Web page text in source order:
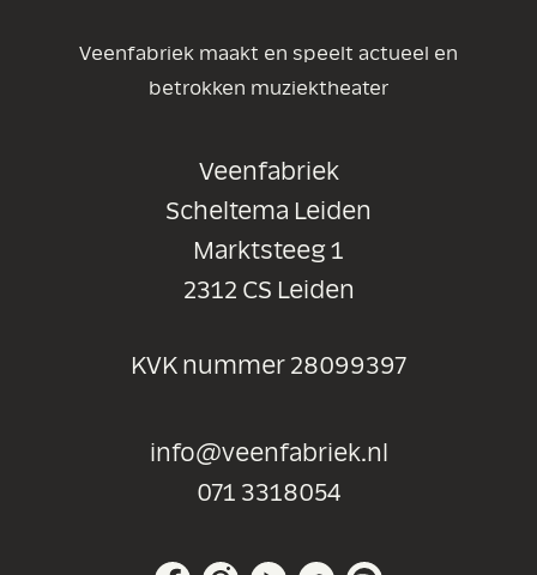
Veenfabriek maakt en speelt actueel en
betrokken muziektheater
Veenfabriek
Scheltema Leiden
Marktsteeg 1
2312 CS Leiden
KVK nummer 28099397
info@veenfabriek.nl
071 3318054